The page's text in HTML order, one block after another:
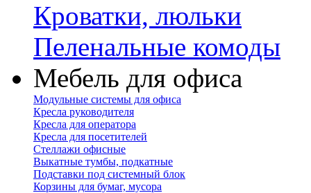
Кроватки, люльки
Пеленальные комоды
Мебель для офиса
Модульные системы для офиса
Кресла руководителя
Кресла для оператора
Кресла для посетителей
Стеллажи офисные
Выкатные тумбы, подкатные
Подставки под системный блок
Корзины для бумаг, мусора